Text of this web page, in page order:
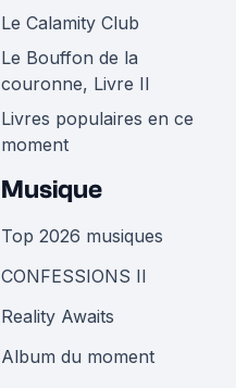
Le Calamity Club
Le Bouffon de la
couronne, Livre II
Livres populaires en ce
moment
Musique
Top 2026 musiques
CONFESSIONS II
Reality Awaits
Album du moment